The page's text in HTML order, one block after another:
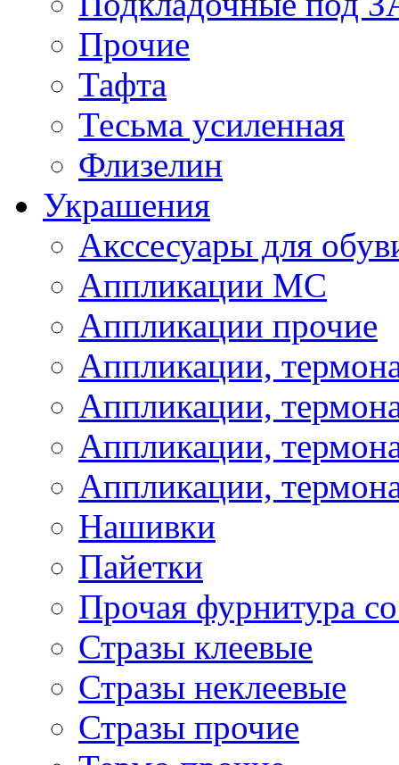
Прочие
Тафта
Тесьма усиленная
Флизелин
Украшения
Акссесуары для
Аппликации МС
Аппликации прочие
Аппликации,
Аппликации,
Аппликации,
Аппликации,
Нашивки
Пайетки
Прочая фурнитура
Стразы клеевые
Стразы неклеевые
Стразы прочие